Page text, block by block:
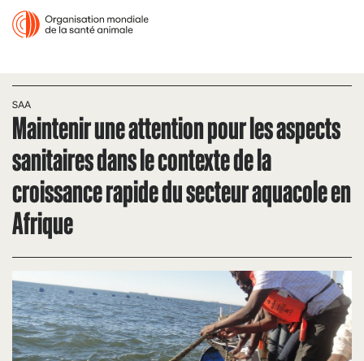
SAA
Maintenir une attention pour les aspects
sanitaires dans le contexte de la
croissance rapide du secteur aquacole en
Afrique